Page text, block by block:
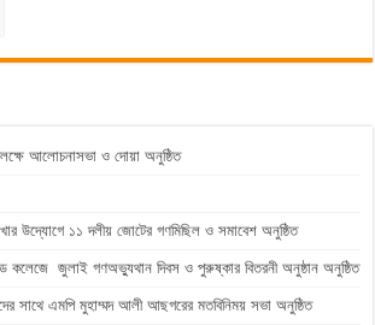
আলোচনাসভা ও দোয়া অনুষ্ঠিত
উদ্যোগে ১১ দলীয় জোটের গণমিছিল ও সমাবেশ অনুষ্ঠিত
কলেজে জুলাই গণঅভ্যুথান দিবস ও পুরুষ্কার বিতরনী অনুষ্ঠান অনুষ্ঠিত
সাথে এমপি মুহাম্মদ আলী আছগরের মতবিনিময় সভা অনুষ্ঠিত